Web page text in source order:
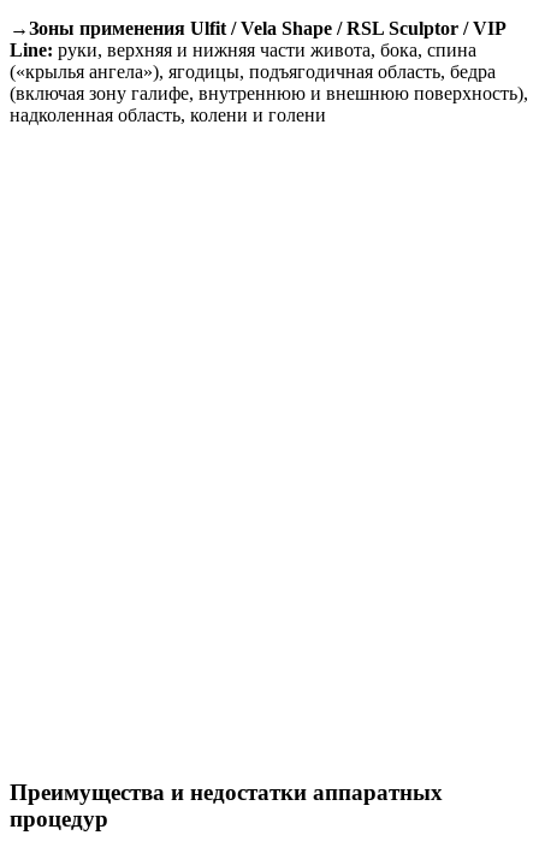
→Зоны применения Ulfit / Vela Shape / RSL Sculptor / VIP
Line: руки, верхняя и нижняя части живота, бока, спина
(«крылья ангела»), ягодицы, подъягодичная область, бедра
(включая зону галифе, внутреннюю и внешнюю поверхность),
надколенная область, колени и голени
Преимущества и недостатки аппаратных
процедур